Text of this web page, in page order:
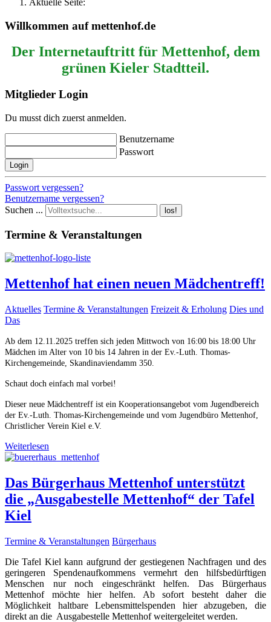
Aktuelle Seite:
Willkommen auf mettenhof.de
Der Internetauftritt für Mettenhof, dem
grünen Kieler Stadtteil.
Mitglieder Login
Du musst dich zuerst anmelden.
Benutzername
Passwort
Login
Passwort vergessen?
Benutzername vergessen?
Suchen ...
los!
Termine & Veranstaltungen
Mettenhof hat einen neuen Mädchentreff!
Aktuelles Termine & Veranstaltungen Freizeit & Erholung Dies und
Das
Ab dem 12.11.2025 treffen sich jeden Mittwoch von 16:00 bis 18:00 Uhr
Mädchen im Alter von 10 bis 14 Jahren in der Ev.-Luth. Thomas-
Kirchengemeinde, Skandinaviendamm 350.
Schaut doch einfach mal vorbei!
Dieser neue Mädchentreff ist ein Kooperationsangebot vom Jugendbereich
der Ev.-Luth. Thomas-Kirchengemeinde und vom Jugendbüro Mettenhof,
Christlicher Verein Kiel e.V.
Weiterlesen
Das Bürgerhaus Mettenhof unterstützt
die „Ausgabestelle Mettenhof“ der Tafel
Kiel
Termine & Veranstaltungen Bürgerhaus
Die Tafel Kiel kann aufgrund der gestiegenen Nachfragen und des
geringeren Spendenaufkommens vermehrt den hilfsbedürftigen
Menschen nur noch eingeschränkt helfen. Das Bürgerhaus
Mettenhof möchte hier helfen. Ab sofort besteht daher die
Möglichkeit haltbare Lebensmittelspenden hier abzugeben, die
direkt an die Ausgabestelle Mettenhof weitergeleitet werden.